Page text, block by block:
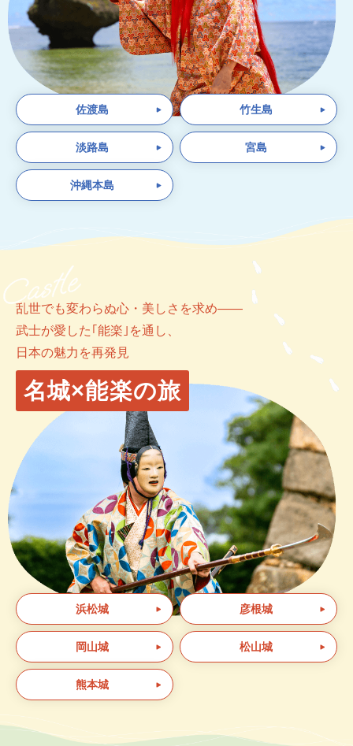
佐渡島 竹生島
淡路島 宮島
沖縄本島
乱世でも変わらぬ心・美しさを求め――
武士が愛した｢能楽｣を通し、
日本の魅力を再発見
名城×能楽の旅
浜松城 彦根城
岡山城 松山城
熊本城